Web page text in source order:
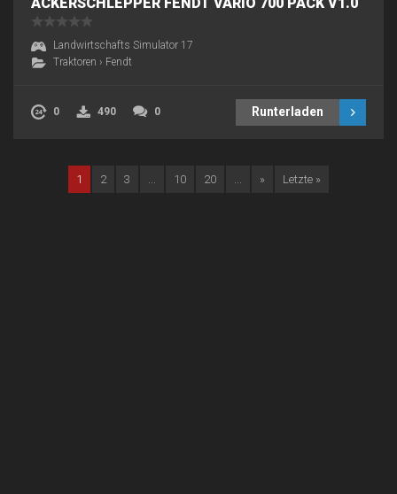
Landwirtschafts Simulator 17
Traktoren › Fendt
0 490 0 Runterladen
1 2 3 10 20 » Letzte »